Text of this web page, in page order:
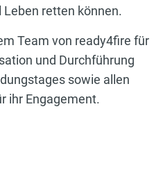
retten können.
Team von ready4fire für
und Durchführung
sowie allen
ihr Engagement.